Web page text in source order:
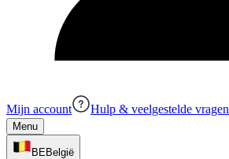
Mijn account Hulp & veelgestelde vragen
Menu
BEBelgië